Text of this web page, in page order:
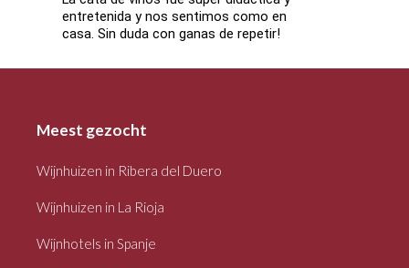
entretenida y nos sentimos como en
casa. Sin duda con ganas de repetir!
Meest gezocht
Wijnhuizen in Ribera del Duero
Wijnhuizen in La Rioja
Wijnhotels in Spanje